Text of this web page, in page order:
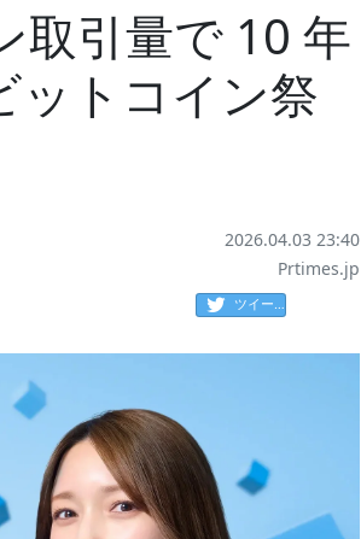
取引量で 10 年
ットコイン祭
2026.04.03 23:40
Prtimes.jp
ツイート